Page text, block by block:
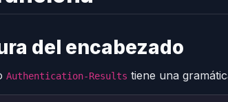
del encabezado
Authentication-Results tiene una